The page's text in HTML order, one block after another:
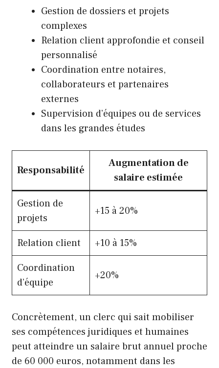
Gestion de dossiers et projets
complexes
Relation client approfondie et conseil
personnalisé
Coordination entre notaires,
collaborateurs et partenaires
externes
Supervision d’équipes ou de services
dans les grandes études
Responsabilité
Augmentation de
salaire estimée
Gestion de
projets
+15 à 20%
Relation client
+10 à 15%
Coordination
d’équipe
+20%
Concrètement, un clerc qui sait mobiliser
ses compétences juridiques et humaines
peut atteindre un salaire brut annuel proche
de 60 000 euros, notamment dans les